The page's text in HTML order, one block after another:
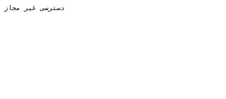
دسترسی غیر مجاز